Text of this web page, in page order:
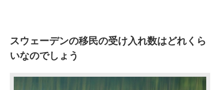
スウェーデンの移民の受け入れ数はどれくら
いなのでしょう